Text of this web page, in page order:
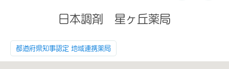
日本調剤 星ヶ丘薬局
都道府県知事認定 地域連携薬局